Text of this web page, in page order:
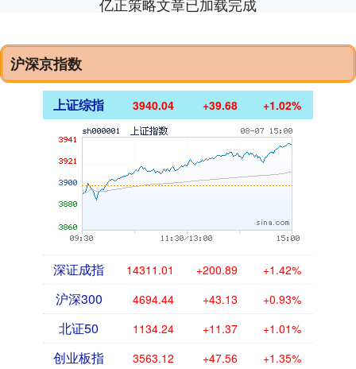
亿正策略文章已加载完成
沪深京指数
上证综指 3940.04 +39.68 +1.02%
深证成指 14311.01 +200.89 +1.42%
沪深300 4694.44 +43.13 +0.93%
北证50 1134.24 +11.37 +1.01%
创业板指 3563.12 +47.56 +1.35%